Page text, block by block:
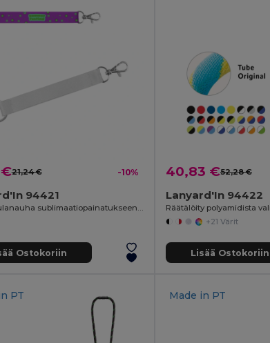
€21,24 € -10%
94421
Lyhyt kaulanauha sublimaatiopainatukseen, valmistettu kierrätetystä polyesteristä (100 % rPET), vakiorenkaalla ja karabiinihaalla
Ostokoriin
40,83 €52,28 €
Lanyard'In 94422
+21 Värit
Lisää Ostokoriin
PT Made in PT